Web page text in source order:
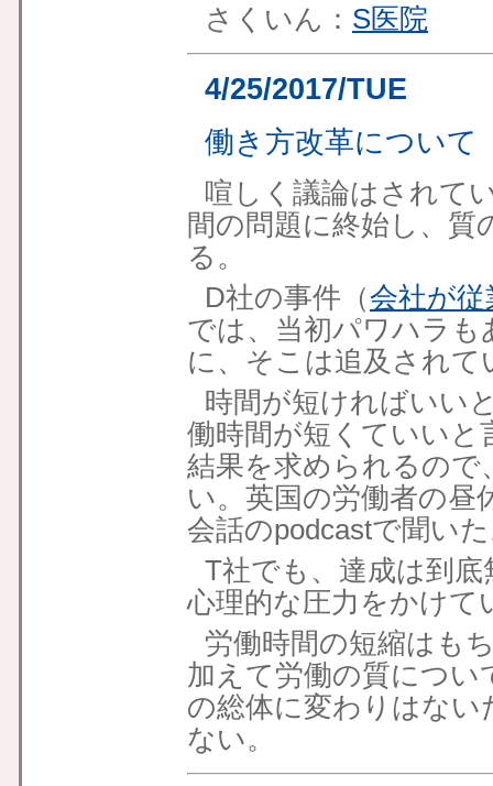
さくいん： S医院
4/25/2017/TUE
働き方改革について
喧しく議論はされて
間の問題に終始し、
る。
D社の事件（会社が
では、当初パワハラ
に、そこは追及されて
時間が短ければいい
働時間が短くていいと
結果を求められるの
い。英国の労働者の昼
会話のpodcastで聞い
T社でも、達成は到
心理的な圧力をかけて
労働時間の短縮はも
加えて労働の質につ
の総体に変わりはな
ない。